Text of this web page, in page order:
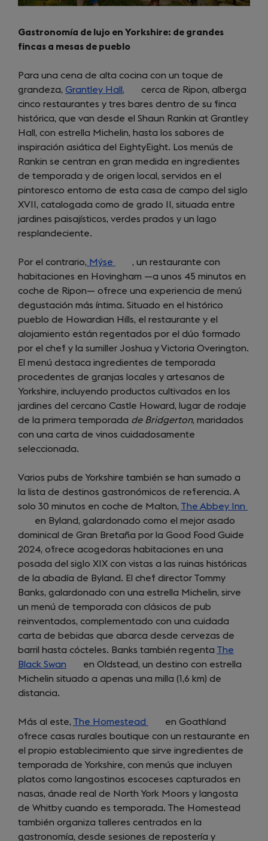
Gastronomía de lujo en Yorkshire: de grandes
fincas a mesas de pueblo
Para una cena de alta cocina con un toque de
grandeza, Grantley Hall, (opens
in
a
new
tab)
cerca de Ripon, alberga
cinco restaurantes y tres bares dentro de su finca
histórica, que van desde el Shaun Rankin at Grantley
Hall, con estrella Michelin, hasta los sabores de
inspiración asiática del EightyEight. Los menús de
Rankin se centran en gran medida en ingredientes
de temporada y de origen local, servidos en el
pintoresco entorno de esta casa de campo del siglo
XVII, catalogada como de grado II, situada entre
jardines paisajísticos, verdes prados y un lago
resplandeciente.
Por el contrario, Mýse
(opens
in
a
new
tab)
, un restaurante con
habitaciones en Hovingham —a unos 45 minutos en
coche de Ripon— ofrece una experiencia de menú
degustación más íntima. Situado en el histórico
pueblo de Howardian Hills, el restaurante y el
alojamiento están regentados por el dúo formado
por el chef y la sumiller Joshua y Victoria Overington.
El menú destaca ingredientes de temporada
procedentes de granjas locales y artesanos de
Yorkshire, incluyendo productos cultivados en los
jardines del cercano Castle Howard, lugar de rodaje
de la primera temporada de Bridgerton, maridados
con una carta de vinos cuidadosamente
seleccionada.
Varios pubs de Yorkshire también se han sumado a
la lista de destinos gastronómicos de referencia. A
solo 30 minutos en coche de Malton, The Abbey Inn
en Byland, galardonado como el mejor asado
dominical de Gran Bretaña por la Good Food Guide
2024, ofrece acogedoras habitaciones en una
posada del siglo XIX con vistas a las ruinas históricas
de la abadía de Byland. El chef director Tommy
Banks, galardonado con una estrella Michelin, sirve
un menú de temporada con clásicos de pub
reinventados, complementado con una cuidada
carta de bebidas que abarca desde cervezas de
barril hasta cócteles. Banks también regenta The
Black Swan (opens
in
tab)
en Oldstead, un destino con estrella
Michelin situado a apenas una milla (1,6 km) de
distancia.
Más al este, The Homestead
(opens
in
a
new
tab)
en Goathland
ofrece casas rurales boutique con un restaurante en
el propio establecimiento que sirve ingredientes de
temporada de Yorkshire, con menús que incluyen
platos como langostinos escoceses capturados en
nasas, ánade real de North York Moors y langosta
de Whitby cuando es temporada. The Homestead
también organiza talleres centrados en la
gastronomía, desde sesiones de repostería y